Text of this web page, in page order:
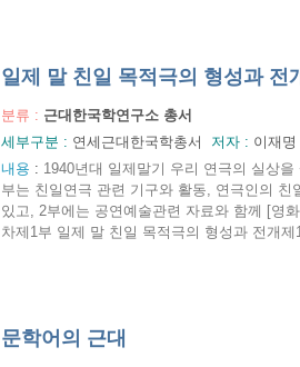
일제 말 친일 목적극의 형성과 전
분류 : 근대한국학연구소 총서
세부구분 : 연세근대한국학총서 저자 : 이재명
내용 : 1940년대 일제말기 우리 연극의 실상
부는 친일연극 관련 기구와 활동, 연극인의
있고, 2부에는 공연예술관련 자료와 함께 [영
차제1부 일제 말 친일 목적극의 형성과 전개
문학어의 근대